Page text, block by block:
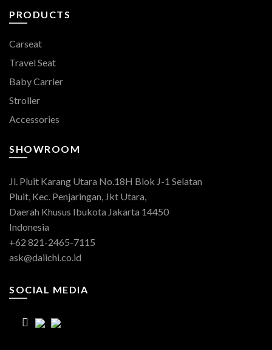
PRODUCTS
Carseat
Travel Seat
Baby Carrier
Stroller
Accessories
SHOWROOM
Jl. Pluit Karang Utara No.18H Blok J-1 Selatan
Pluit, Kec. Penjaringan, Jkt Utara,
Daerah Khusus Ibukota Jakarta 14450
Indonesia
+62 821-2465-7115
ask@daiichi.co.id
SOCIAL MEDIA